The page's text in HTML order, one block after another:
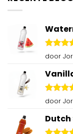
door
door
Dutch